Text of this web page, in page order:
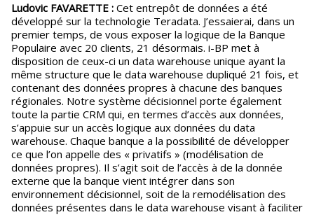
Ludovic FAVARETTE : Cet entrepôt de données a été
développé sur la technologie Teradata. J’essaierai, dans un
premier temps, de vous exposer la logique de la Banque
Populaire avec 20 clients, 21 désormais. i-BP met à
disposition de ceux-ci un data warehouse unique ayant la
même structure que le data warehouse dupliqué 21 fois, et
contenant des données propres à chacune des banques
régionales. Notre système décisionnel porte également
toute la partie CRM qui, en termes d’accès aux données,
s’appuie sur un accès logique aux données du data
warehouse. Chaque banque a la possibilité de développer
ce que l’on appelle des « privatifs » (modélisation de
données propres). Il s’agit soit de l’accès à de la donnée
externe que la banque vient intégrer dans son
environnement décisionnel, soit de la remodélisation des
données présentes dans le data warehouse visant à faciliter